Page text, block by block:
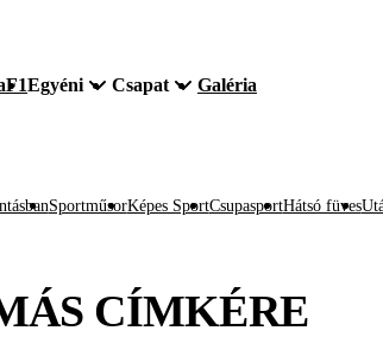
F1Egyéni Csapat Galéria
SportműsorKépes SportCsupasportHátsó füves
CÍMKÉRE